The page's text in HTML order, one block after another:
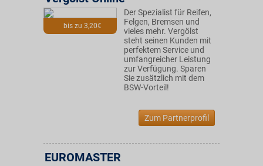
bis zu 3,20€
Der Spezialist für Reifen,
Felgen, Bremsen und
vieles mehr. Vergölst
steht seinen Kunden mit
perfektem Service und
umfangreicher Leistung
zur Verfügung. Sparen
Sie zusätzlich mit dem
BSW-Vorteil!
Zum Partnerprofil
EUROMASTER